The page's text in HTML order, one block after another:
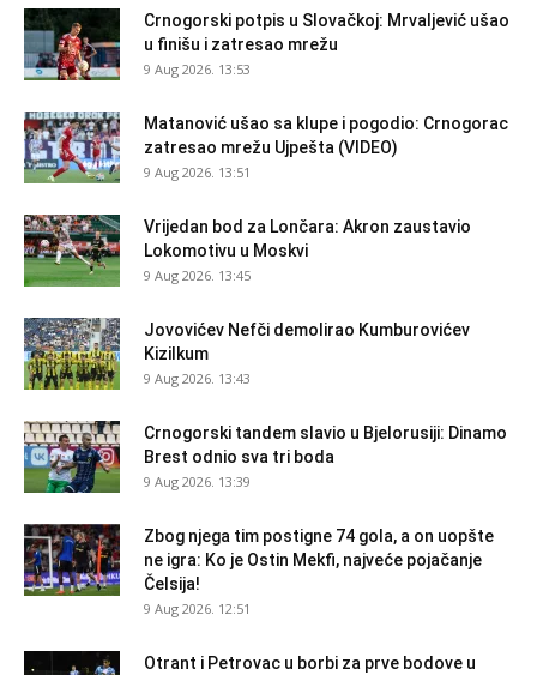
Crnogorski potpis u Slovačkoj: Mrvaljević ušao
u finišu i zatresao mrežu
9 Aug 2026. 13:53
Matanović ušao sa klupe i pogodio: Crnogorac
zatresao mrežu Ujpešta (VIDEO)
9 Aug 2026. 13:51
Vrijedan bod za Lončara: Akron zaustavio
Lokomotivu u Moskvi
9 Aug 2026. 13:45
Jovovićev Nefči demolirao Kumburovićev
Kizilkum
9 Aug 2026. 13:43
Crnogorski tandem slavio u Bjelorusiji: Dinamo
Brest odnio sva tri boda
9 Aug 2026. 13:39
Zbog njega tim postigne 74 gola, a on uopšte
ne igra: Ko je Ostin Mekfi, najveće pojačanje
Čelsija!
9 Aug 2026. 12:51
Otrant i Petrovac u borbi za prve bodove u